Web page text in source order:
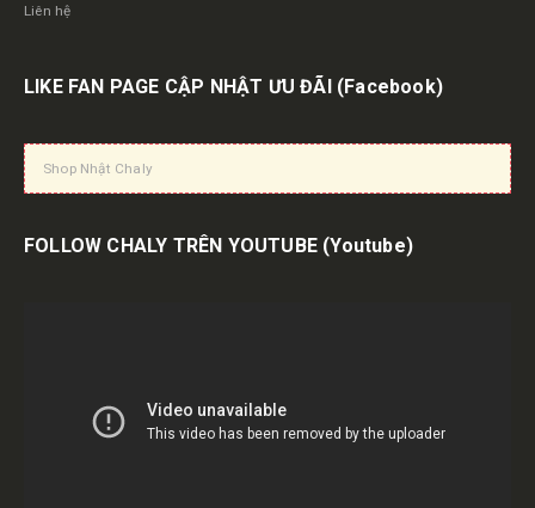
Liên hệ
LIKE FAN PAGE CẬP NHẬT ƯU ĐÃI (Facebook)
Shop Nhật Chaly
FOLLOW CHALY TRÊN YOUTUBE (Youtube)